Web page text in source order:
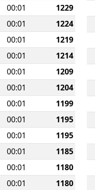
00:01
1229
00:01
1224
00:01
1219
00:01
1214
00:01
1209
00:01
1204
00:01
1199
00:01
1195
00:01
1195
00:01
1185
00:01
1180
00:01
1180